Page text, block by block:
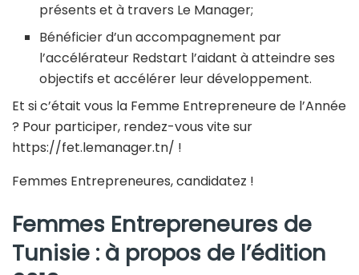
présents et à travers Le Manager;
Bénéficier d’un accompagnement par
l’accélérateur Redstart l’aidant à atteindre ses
objectifs et accélérer leur développement.
Et si c’était vous la Femme Entrepreneure de l’Année
? Pour participer, rendez-vous vite sur
https://fet.lemanager.tn/ !
Femmes Entrepreneures, candidatez !
Femmes Entrepreneures de
Tunisie : à propos de l’édition